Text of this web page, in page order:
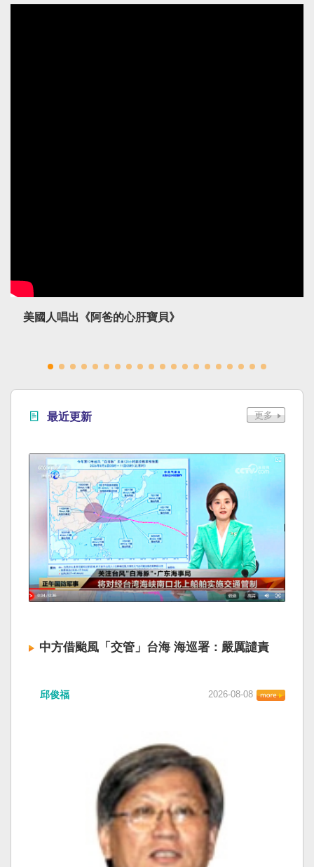
美國人唱出《阿爸的心肝寶貝》
最近更新
中方借颱風「交管」台海 海巡署：嚴厲譴責
「將對經過台灣海峽南口北上船舶實施交通管
視網） 陸委會：中共無理粗魯聲明 極其可笑 中國
廣東海事局公告，受到颱風白海豚影響，「將對
經過台灣海峽南口北上船舶實施交通管制」。海
巡署昨晚嚴正駁斥，強調中國無任何權利在台灣
海峽實施交通管制。陸委會也表示，中共假借颱
風名義聲稱管制相關海域，違反聯合國海洋法公
約等國際規範，「中共有關部門的無理粗魯聲明
是對國際秩序與規範的無知、漠視與踐踏，極其
邱俊福 2026-08-08